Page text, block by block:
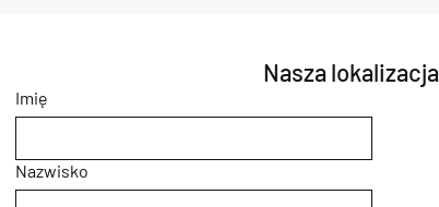
Imię
Nazwisko
Nasza lokalizacja